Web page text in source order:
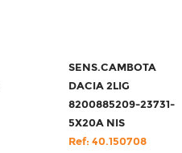
SENS.CAMBOTA
DACIA 2LIG
8200885209-23731-
5X20A NIS
Ref: 40.150708